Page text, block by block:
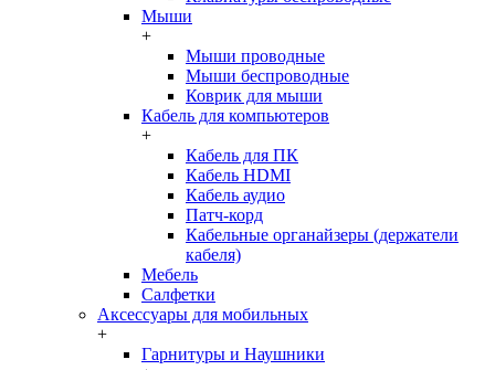
Мыши
+
Мыши проводные
Мыши беспроводные
Коврик для мыши
Кабель для компьютеров
+
Кабель для ПК
Кабель HDMI
Кабель аудио
Патч-корд
Кабельные органайзеры (держатели
кабеля)
Мебель
Салфетки
Аксессуары для мобильных
+
Гарнитуры и Наушники